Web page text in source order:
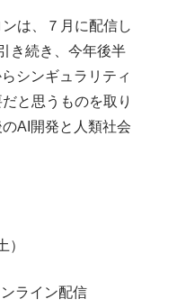
は、７月に配信し
き続き、今年後半
シンギュラリティ
と思うものを取り
AI開発と人類社会
）
ライン配信